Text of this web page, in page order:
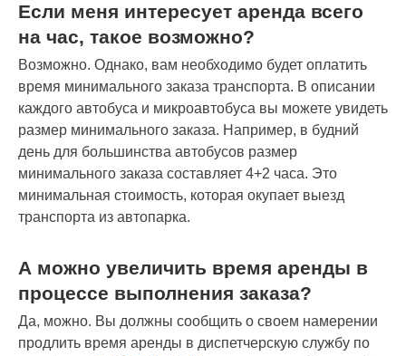
Если меня интересует аренда всего
на час, такое возможно?
Возможно. Однако, вам необходимо будет оплатить
время минимального заказа транспорта. В описании
каждого автобуса и микроавтобуса вы можете увидеть
размер минимального заказа. Например, в будний
день для большинства автобусов размер
минимального заказа составляет 4+2 часа. Это
минимальная стоимость, которая окупает выезд
транспорта из автопарка.
А можно увеличить время аренды в
процессе выполнения заказа?
Да, можно. Вы должны сообщить о своем намерении
продлить время аренды в диспетчерскую службу по